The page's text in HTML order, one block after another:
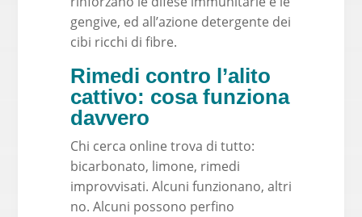
gengive, ed all’azione detergente dei
cibi ricchi di fibre.
Rimedi contro l’alito
cattivo: cosa funziona
davvero
Chi cerca online trova di tutto:
bicarbonato, limone, rimedi
improvvisati. Alcuni funzionano, altri
no. Alcuni possono perfino